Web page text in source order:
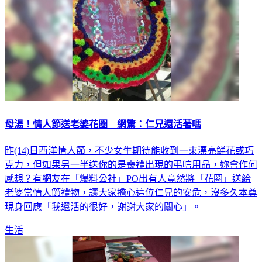
母湯！情人節送老婆花圈 網驚：仁兄還活著嗎
昨(14)日西洋情人節，不少女生期待能收到一束漂亮鮮花或巧
克力，但如果另一半送你的是喪禮出現的弔唁用品，妳會作何
感想？有網友在「爆料公社」PO出有人竟然將「花圈」送給
老婆當情人節禮物，讓大家擔心這位仁兄的安危，沒多久本尊
現身回應「我還活的很好，謝謝大家的關心」。
生活